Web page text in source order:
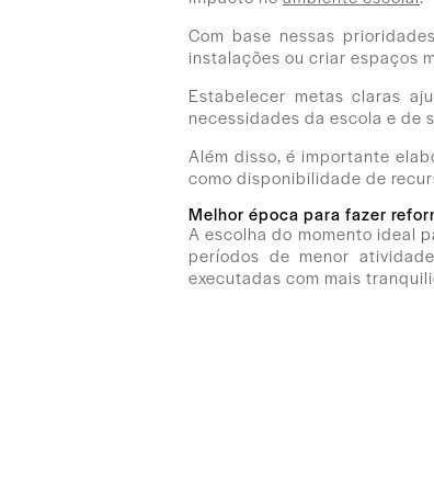
Com base nessas
instalações ou criar espaços
Estabelecer metas claras
necessidades da escola e de
Além disso, é importante
como disponibilidade de
Melhor época para fazer
A escolha do momento ideal
períodos de menor
executadas com mais